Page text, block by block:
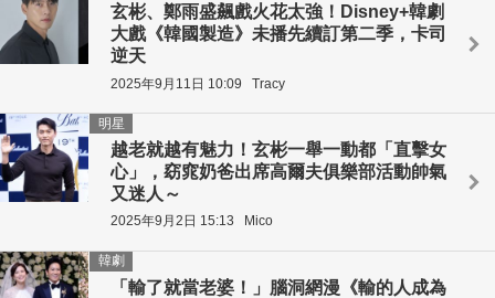
玄彬、鄭雨盛飆戲火花太強！Disney+韓劇
大戲《韓國製造》未播先續訂第二季，卡司
逆天
2025年9月11日 10:09 Tracy
越老就越有魅力！玄彬一舉一動都「直擊女
心」，窈窕奶爸出席高爾夫俱樂部活動帥氣
又迷人～
明星
2025年9月2日 15:13 Mico
「輸了就當老婆！」腦洞網漫《輸的人成為
韓劇